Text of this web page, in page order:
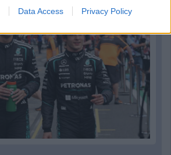
Data Access Privacy Policy